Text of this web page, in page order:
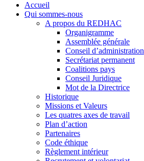
Accueil
Qui sommes-nous
A propos du REDHAC
Organigramme
Assemblée générale
Conseil d’administration
Secrétariat permanent
Coalitions pays
Conseil Juridique
Mot de la Directrice
Historique
Missions et Valeurs
Les quatres axes de travail
Plan d’action
Partenaires
Code éthique
Règlement intérieur